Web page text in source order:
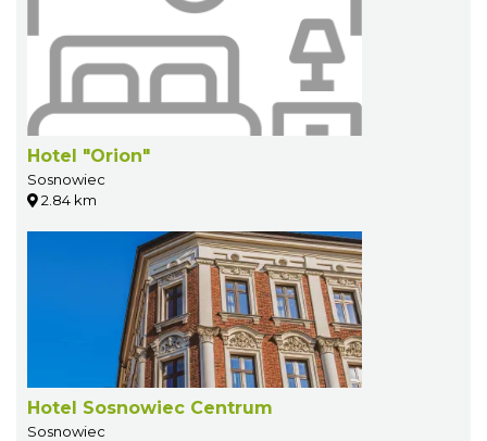
Hotel "Orion"
Sosnowiec
2.84 km
Hotel Sosnowiec Centrum
Sosnowiec